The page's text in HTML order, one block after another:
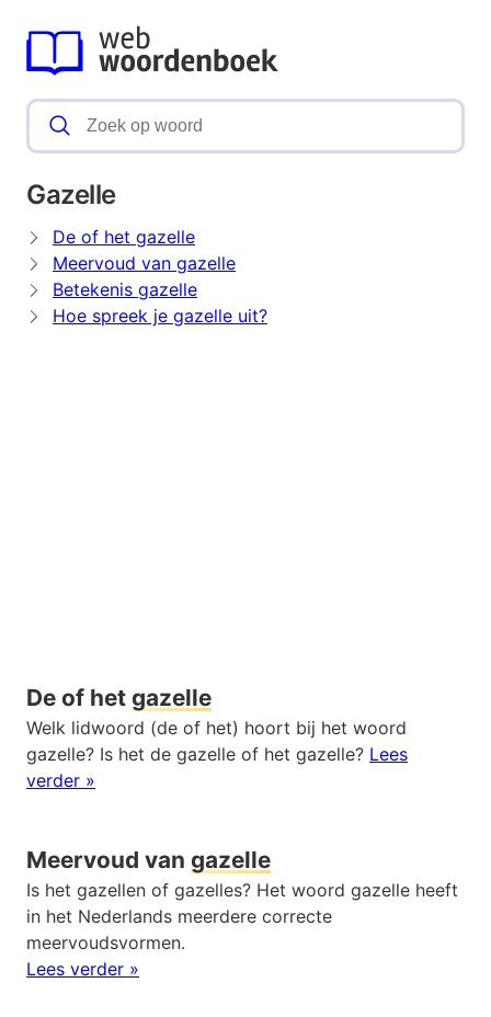
Gazelle
De of het gazelle
Meervoud van gazelle
Betekenis gazelle
Hoe spreek je gazelle uit?
De of het gazelle
Welk lidwoord (de of het) hoort bij het woord
gazelle? Is het de gazelle of het gazelle? Lees
verder »
Meervoud van gazelle
Is het gazellen of gazelles? Het woord gazelle heeft
in het Nederlands meerdere correcte
meervoudsvormen.
Lees verder »